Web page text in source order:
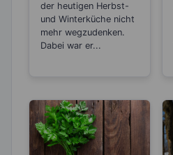
Sprossen“
der heutigen Herbst-
und Winterküche nicht
mehr wegzudenken.
Dabei war er...